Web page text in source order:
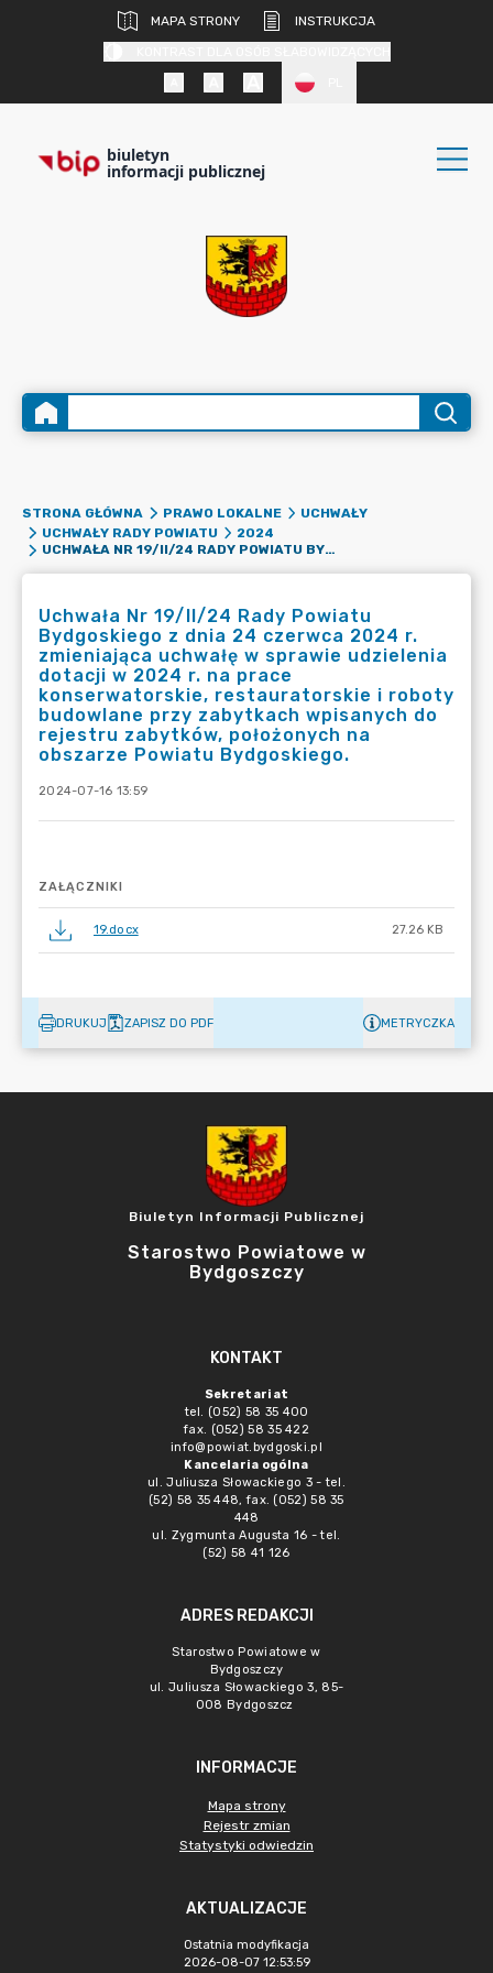
MAPA STRONY
INSTRUKCJA
biuletyn
informacji publicznej
STRONA GŁÓWNA PRAWO LOKALNE
UCHWAŁY
UCHWAŁY RADY POWIATU
2024
UCHWAŁA NR 19/II/24 RADY POWIATU BYDGOSKIEGO Z DNIA 24 CZERWCA 2024 R. ZMIENIAJĄCA UCHWAŁĘ W SPRAWIE UDZIELENIA DOTACJI W 2024 R. NA PRACE KONSERWATORSKIE, RESTAURATORSKIE I ROBOTY BUDOWLANE PRZY ZABYTKACH WPISANYCH DO REJESTRU ZABYTKÓW, POŁOŻONYCH NA OBSZARZE POWIATU BYDGOSKIEGO.
Uchwała Nr 19/II/24 Rady Powiatu
Bydgoskiego z dnia 24 czerwca 2024 r.
zmieniająca uchwałę w sprawie udzielenia
dotacji w 2024 r. na prace
konserwatorskie, restauratorskie i roboty
budowlane przy zabytkach wpisanych do
rejestru zabytków, położonych na
obszarze Powiatu Bydgoskiego.
2024-07-16 13:59
ZAŁĄCZNIKI
19.docx 27.26 KB
DRUKUJ ZAPISZ DO PDF METRYCZKA
Biuletyn Informacji Publicznej
Starostwo Powiatowe w
Bydgoszczy
KONTAKT
Sekretariat
tel. (052) 58 35 400
fax. (052) 58 35 422
info@powiat.bydgoski.pl
Kancelaria ogólna
ul. Juliusza Słowackiego 3 - tel.
(52) 58 35 448, fax. (052) 58 35
448
ul. Zygmunta Augusta 16 - tel.
(52) 58 41 126
ADRES REDAKCJI
Starostwo Powiatowe w
Bydgoszczy
ul. Juliusza Słowackiego 3, 85-
008 Bydgoszcz
INFORMACJE
Mapa strony
Rejestr zmian
Statystyki odwiedzin
AKTUALIZACJE
Ostatnia modyfikacja
2026-08-07 12:53:59